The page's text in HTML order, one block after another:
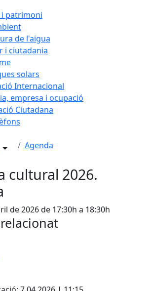
i patrimoni
de l'aigua
i ciutadania
solars
Internacional
empresa i ocupació
Ciutadana
Agenda
cultural 2026.
de 2026 de 17:30h a 18:30h